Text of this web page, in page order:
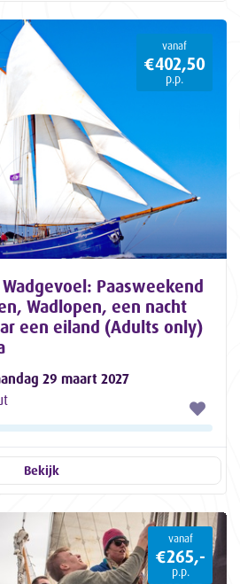
vanaf
€402,50
p.p.
Paasweekend
Wadlopen, een nacht
een eiland (Adults only)
29 maart 2027
Bekijk
vanaf
€265,-
p.p.